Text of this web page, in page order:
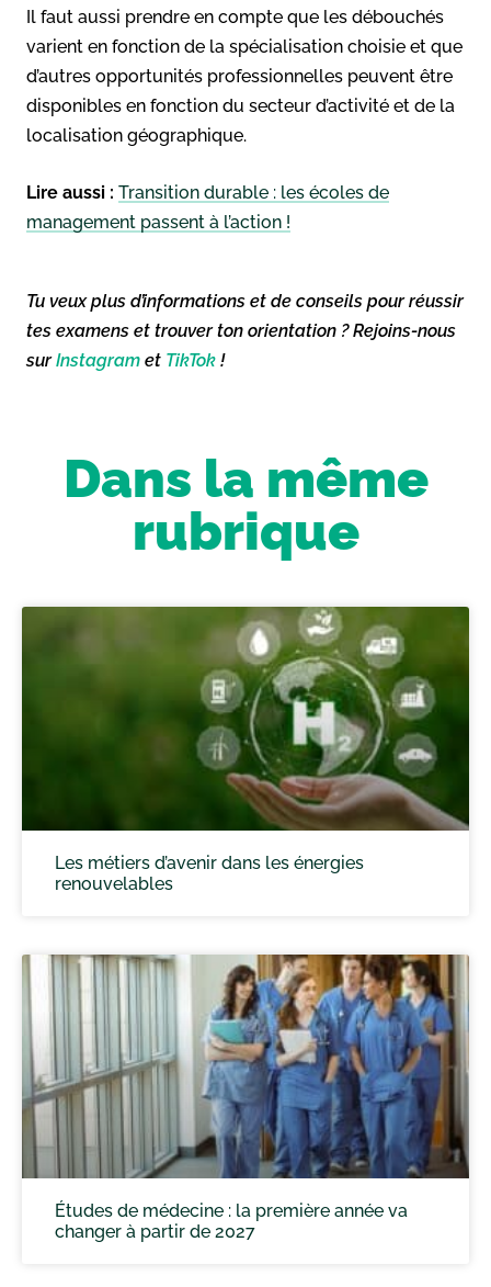
Il faut aussi prendre en compte que les débouchés
varient en fonction de la spécialisation choisie et que
d’autres opportunités professionnelles peuvent être
disponibles en fonction du secteur d’activité et de la
localisation géographique.
Lire aussi : Transition durable : les écoles de
management passent à l’action !
Tu veux plus d’informations et de conseils pour réussir
tes examens et trouver ton orientation ? Rejoins-nous
surInstagram et TikTok !
Dans la même
rubrique
Les métiers d’avenir dans les énergies
renouvelables
Études de médecine : la première année va
changer à partir de 2027